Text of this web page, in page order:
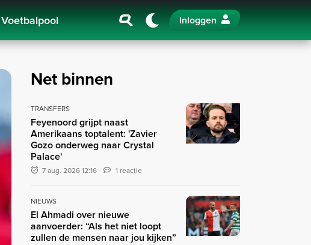
Voetbalpool Inloggen
Net binnen
TRANSFERS
Feyenoord grijpt naast
Amerikaans toptalent: 'Zavier
Gozo onderweg naar Crystal
Palace'
7 aug. 2026 12:16 1 reactie
NIEUWS
El Ahmadi over nieuwe
aanvoerder: “Als het niet loopt
zullen de mensen naar jou kijken”